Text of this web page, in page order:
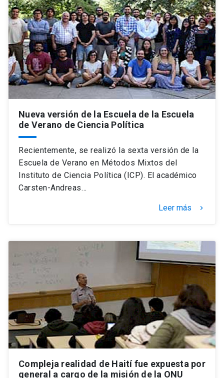
Nueva versión de la Escuela de la Escuela
de Verano de Ciencia Política
Recientemente, se realizó la sexta versión de la
Escuela de Verano en Métodos Mixtos del
Instituto de Ciencia Política (ICP). El académico
Carsten-Andreas…
Leer más keyboard_arrow_right
Compleja realidad de Haití fue expuesta por
general a cargo de la misión de la ONU